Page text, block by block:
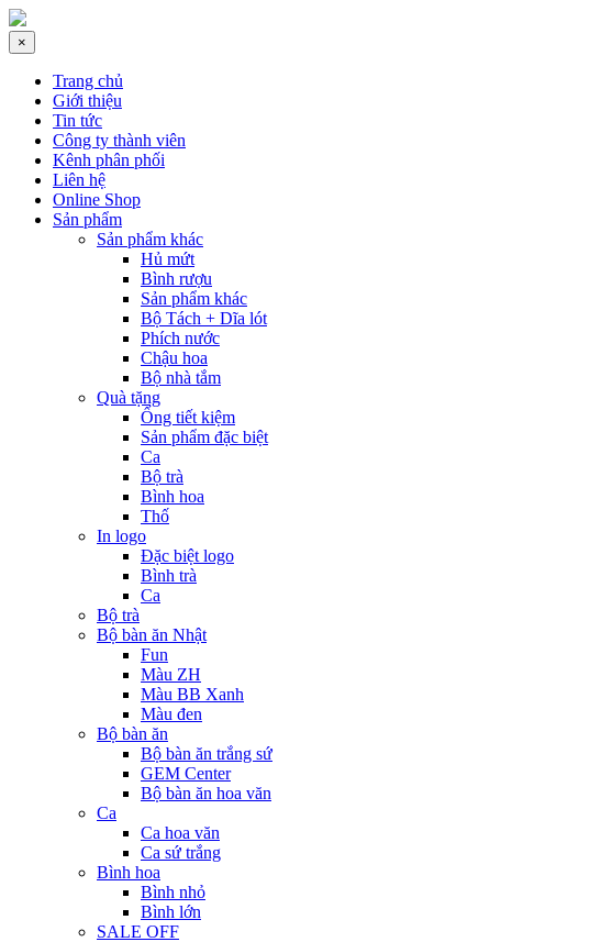
×
Trang chủ
Giới thiệu
Tin tức
Công ty thành viên
Kênh phân phối
Liên hệ
Online Shop
Sản phẩm
Sản phẩm khác
Hủ mứt
Bình rượu
Sản phẩm khác
Bộ Tách + Dĩa lót
Phích nước
Chậu hoa
Bộ nhà tắm
Quà tặng
Ống tiết kiệm
Sản phẩm đặc biệt
Ca
Bộ trà
Bình hoa
Thố
In logo
Đặc biệt logo
Bình trà
Ca
Bộ trà
Bộ bàn ăn Nhật
Fun
Màu ZH
Màu BB Xanh
Màu đen
Bộ bàn ăn
Bộ bàn ăn trắng sứ
GEM Center
Bộ bàn ăn hoa văn
Ca
Ca hoa văn
Ca sứ trắng
Bình hoa
Bình nhỏ
Bình lớn
SALE OFF